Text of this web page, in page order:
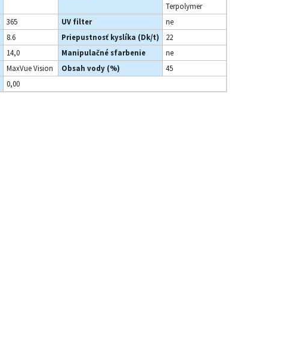
Terpolymer
365 UV filter
ne
8.6 Priepustnosť kyslíka (Dk/t)
22
14,0 Manipulačné sfarbenie
ne
MaxVue Vision Obsah vody (%)
45
0,00